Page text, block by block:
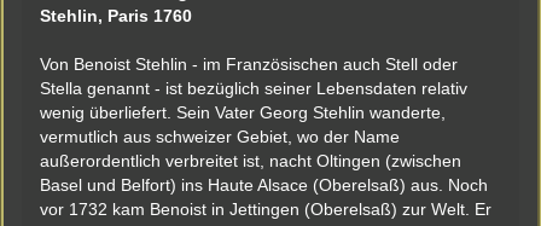
Stehlin, Paris 1760
Von Benoist Stehlin - im Französischen auch Stell oder
Stella genannt - ist bezüglich seiner Lebensdaten relativ
wenig überliefert. Sein Vater Georg Stehlin wanderte,
vermutlich aus schweizer Gebiet, wo der Name
außerordentlich verbreitet ist, nacht Oltingen (zwischen
Basel und Belfort) ins Haute Alsace (Oberelsaß) aus. Noch
vor 1732 kam Benoist in Jettingen (Oberelsaß) zur Welt. Er